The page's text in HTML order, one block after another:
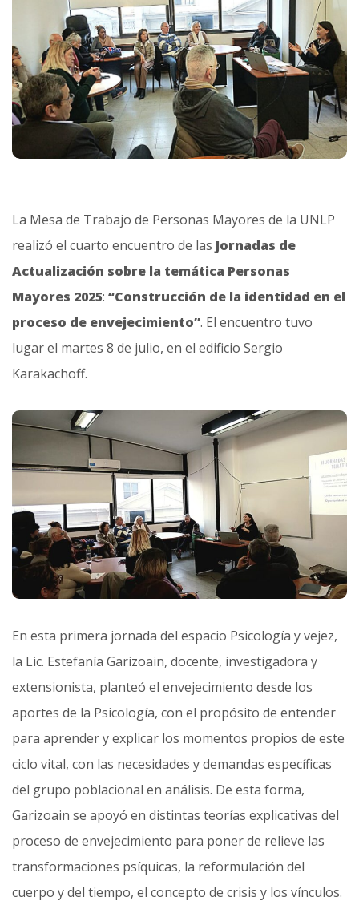
La Mesa de Trabajo de Personas Mayores de la UNLP
realizó el cuarto encuentro de las Jornadas de
Actualización sobre la temática Personas
Mayores 2025: “Construcción de la identidad en el
proceso de envejecimiento”. El encuentro tuvo
lugar el martes 8 de julio, en el edificio Sergio
Karakachoff.
En esta primera jornada del espacio Psicología y vejez,
la Lic. Estefanía Garizoain, docente, investigadora y
extensionista, planteó el envejecimiento desde los
aportes de la Psicología, con el propósito de entender
para aprender y explicar los momentos propios de este
ciclo vital, con las necesidades y demandas específicas
del grupo poblacional en análisis. De esta forma,
Garizoain se apoyó en distintas teorías explicativas del
proceso de envejecimiento para poner de relieve las
transformaciones psíquicas, la reformulación del
cuerpo y del tiempo, el concepto de crisis y los vínculos.